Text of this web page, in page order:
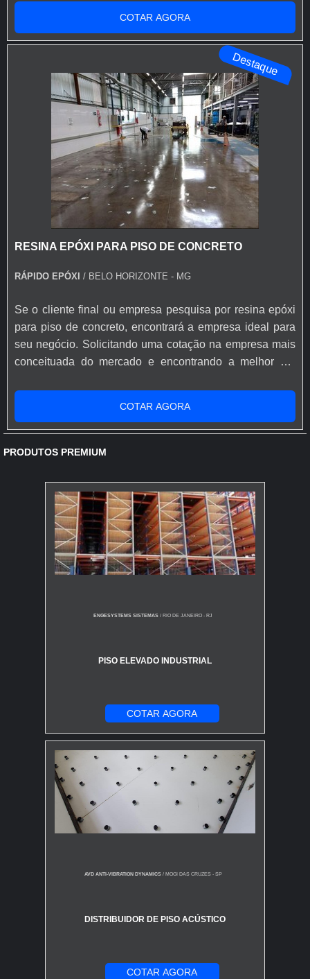
CONCRETOQuem está à procura de tinta pu para piso
de concreto em uma corporação inovadora, chega até a
Rápido Epóxi. A empresa tem em seu escopo resina
epóxi autonivelante transparente e tinta para asf...
COTAR AGORA
Destaque
RESINA EPÓXI PARA PISO DE CONCRETO
RÁPIDO EPÓXI / BELO HORIZONTE - MG
Se o cliente final ou empresa pesquisa por resina epóxi
para piso de concreto, encontrará a empresa ideal para
seu negócio. Solicitando uma cotação na empresa mais
conceituada do mercado e encontrando a melhor em
resina epóxi para piso de concreto, com os profissionais
especializados da Rápido Epóxi o cliente conseguirá
proteção com comprometimento com o resultado dos
clientes.MAIS SOBRE...
COTAR AGORA
PRODUTOS PREMIUM
ENGESYSTEMS SISTEMAS / RIO DE JANEIRO - RJ
PISO ELEVADO INDUSTRIAL
COTAR AGORA
AVD ANTI-VIBRATION DYNAMICS/ MOGI DAS CRUZES - SP
DISTRIBUIDOR DE PISO ACÚSTICO
COTAR AGORA